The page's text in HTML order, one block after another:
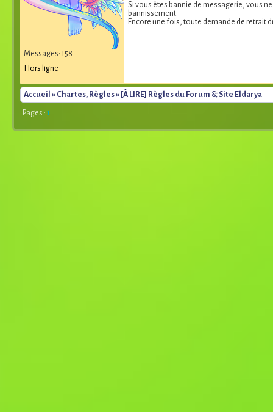
Messages: 158
Si vous êtes bannie de messagerie, vous
bannissement.
Encore une fois, toute demande de retrait
Hors ligne
Accueil » Chartes, Règles» [À LIRE] Règles du Forum & Site Eldarya
Pages : 1